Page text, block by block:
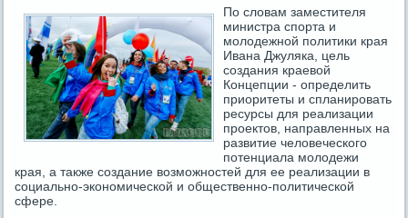
По словам заместителя
министра спорта и
молодежной политики края
Ивана Джуляка, цель
создания краевой
Концепции - определить
приоритеты и спланировать
ресурсы для реализации
проектов, направленных на
развитие человеческого
потенциала молодежи
края, а также создание возможностей для ее реализации в
социально-экономической и общественно-политической
сфере.